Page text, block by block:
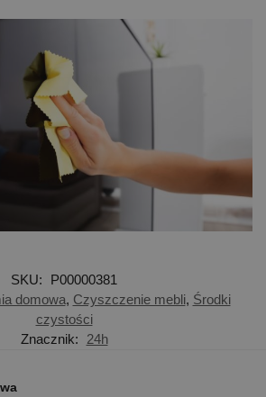
SKU:
P00000381
domowa, Czyszczenie mebli, Środki
czystości
Znacznik:
24h